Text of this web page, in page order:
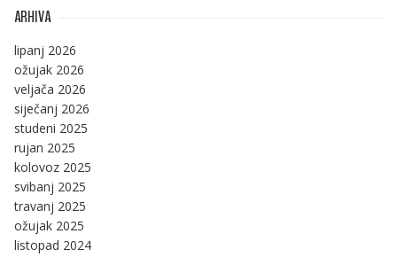
ARHIVA
lipanj 2026
ožujak 2026
veljača 2026
siječanj 2026
studeni 2025
rujan 2025
kolovoz 2025
svibanj 2025
travanj 2025
ožujak 2025
listopad 2024